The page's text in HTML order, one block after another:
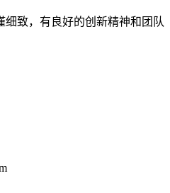
细致，有良好的创新精神和团队